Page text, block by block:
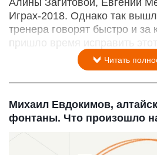
Играх-2018. Однако так
тренера говорят быстро и
пришло время исправить
Читать
Михаил Евдокимов,
фонтаны. Что произошло